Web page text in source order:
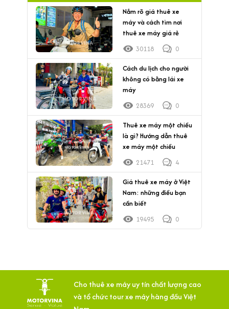
Nắm rõ giá thuê xe
máy và cách tìm nơi
thuê xe máy giá rẻ
30118
0
Cách du lịch cho người
không có bằng lái xe
máy
28369
0
Thuê xe máy một chiều
là gì? Hướng dẫn thuê
xe máy một chiều
21471
4
Giá thuê xe máy ở Việt
Nam: những điều bạn
cần biết
19495
0
Cho thuê xe máy uy tín chất lượng cao
và tổ chức tour xe máy hàng đầu Việt